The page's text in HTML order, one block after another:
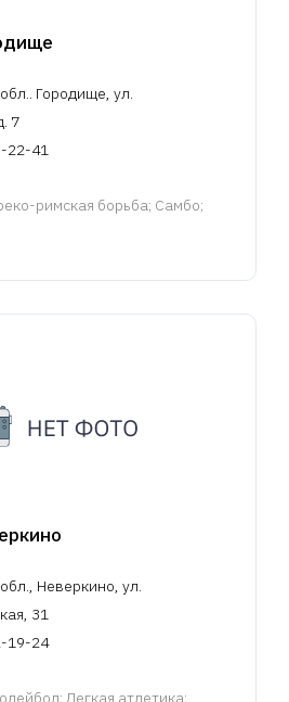
Городище, ул.
7
22-41
римская борьба; Самбо;
Неверкино, ул.
31
19-24
Легкая атлетика;